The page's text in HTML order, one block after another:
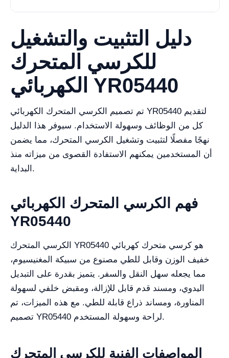
دليل التثبيت والتشغيل
للكرسي المتحرك
الكهربائي YR05440
تم تصميم الكرسي المتحرك الكهربائي YR05440 لتقديم
كل من الوظائف وسهولة الاستخدام. سيوفر هذا الدليل
نهجًا مفصلًا لتثبيت وتشغيل الكرسي المتحرك، مما يضمن
أن المستخدمين يمكنهم الاستفادة القصوى من ميزاته منذ
البداية.
فهم الكرسي المتحرك الكهربائي
YR05440
الكرسي المتحرك YR05440 هو كرسي متحرك كهربائي
خفيف الوزن وقابل للطي مصنوع من سبيكة المغنيسيوم،
مما يجعله سهل النقل والسفر. يتميز بقدرة على التبديل
اليدوي، ومسند قدم قابل للإزالة، ومقبض خلفي لسهولة
المناورة، ومساند ذراع قابلة للطي. مع هذه الميزات، تم
تصميم YR05440 لراحة وسهولة المستخدم.
المواصفات الفنية للكرسي المتحرك